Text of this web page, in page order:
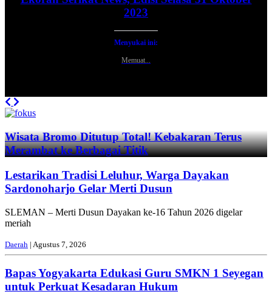
2023
Menyukai ini:
Memuat...
Previous
Wisata Bromo Ditutup Total! Kebakaran Terus
Merambat ke Berbagai Titik
Lestarikan Tradisi Leluhur, Warga Dayakan
Sardonoharjo Gelar Merti Dusun
SLEMAN – Merti Dusun Dayakan ke-16 Tahun 2026 digelar
meriah
Daerah | Agustus 7, 2026
Bapas Yogyakarta Edukasi Guru SMKN 1 Seyegan
untuk Perkuat Kesadaran Hukum